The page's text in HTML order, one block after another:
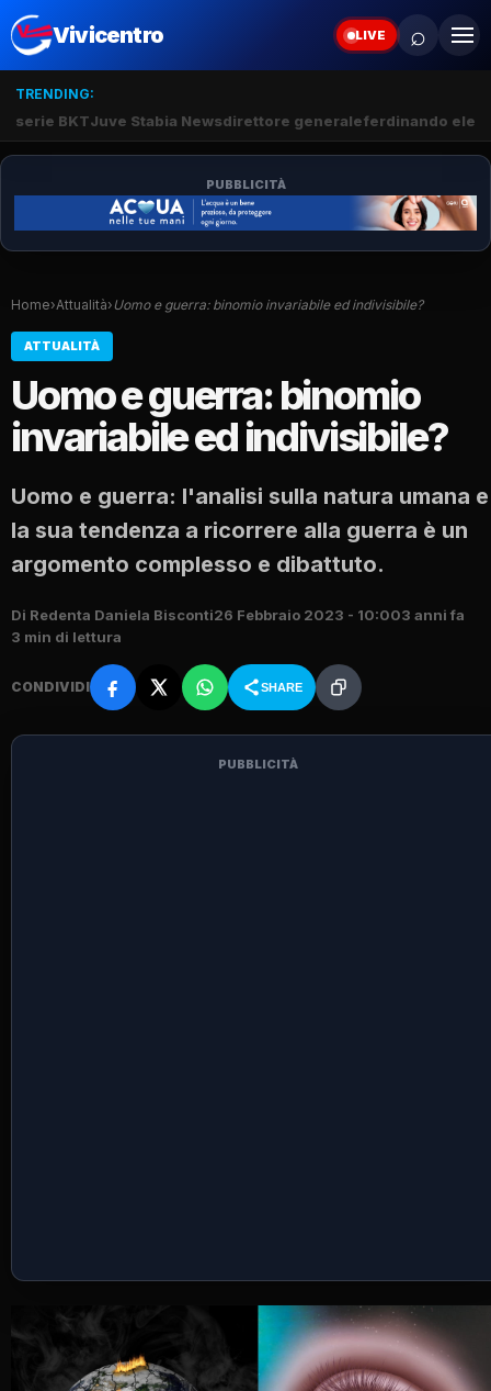
Vivicentro LIVE ⌕
TRENDING:
serie BKTJuve Stabia Newsdirettore generaleferdinando
PUBBLICITÀ
Home›Attualità›Uomo e guerra: binomio invariabile ed indivisibile?
ATTUALITÀ
Uomo e guerra: binomio
invariabile ed indivisibile?
Uomo e guerra: l'analisi sulla natura umana e
la sua tendenza a ricorrere alla guerra è un
argomento complesso e dibattuto.
Di Redenta Daniela Bisconti26 Febbraio 2023 - 10:003 anni fa
3 min di lettura
CONDIVIDI SHARE
PUBBLICITÀ